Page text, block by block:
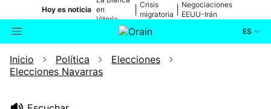
Hoy es noticia en
Vitoria-
Gasteiz
Crisis
migratoria
Negociaciones
EEUU-Irán
ES
Buscador Actualidad
Inicio Política
Elecciones
Elecciones Navarras